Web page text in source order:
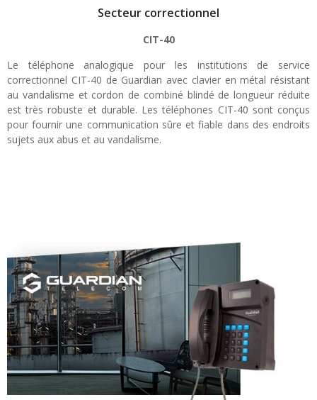
Secteur correctionnel
CIT-40
Le téléphone analogique pour les institutions de service
correctionnel CIT-40 de Guardian avec clavier en métal résistant
au vandalisme et cordon de combiné blindé de longueur réduite
est très robuste et durable. Les téléphones CIT-40 sont conçus
pour fournir une communication sûre et fiable dans des endroits
sujets aux abus et au vandalisme.